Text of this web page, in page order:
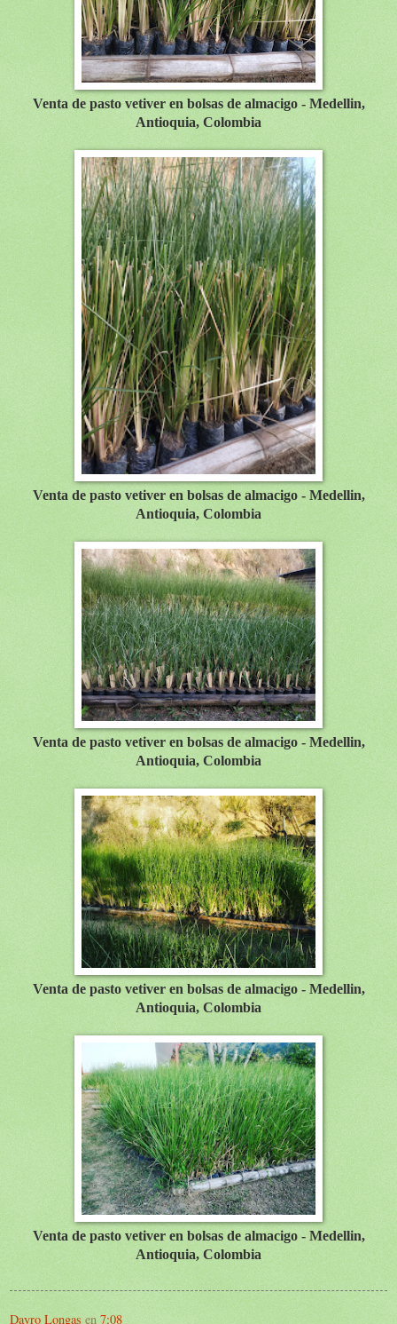
Venta de pasto vetiver en bolsas de almacigo - Medellin,
Antioquia, Colombia
Venta de pasto vetiver en bolsas de almacigo - Medellin,
Antioquia, Colombia
Venta de pasto vetiver en bolsas de almacigo - Medellin,
Antioquia, Colombia
Venta de pasto vetiver en bolsas de almacigo - Medellin,
Antioquia, Colombia
Venta de pasto vetiver en bolsas de almacigo - Medellin,
Antioquia, Colombia
Dayro Longas en 7:08